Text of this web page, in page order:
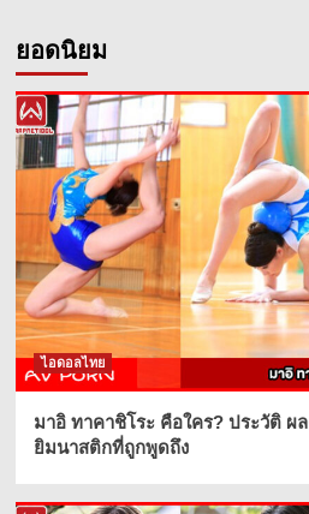
4
คอม นัจโน๊ะ
ไอดอลไทย
อั้ม ศรินยา เ
ฉายา สวยแพ
1
ไอดอลไทย
มาอิ ทาคาชิโ
และเสน่ห์สา
2
OnlyFans ไอดอ
ยอดนิยม
ไอดอลไทย
มาอิ ทาคาชิโระ คือใคร? ประวัติ ผ
ยิมนาสติกที่ถูกพูดถึง